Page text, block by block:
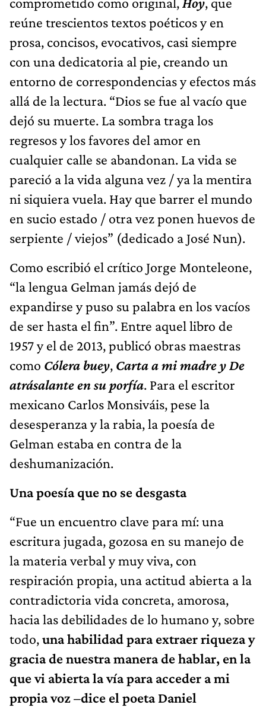
reúne trescientos textos poéticos y en
prosa, concisos, evocativos, casi siempre
con una dedicatoria al pie, creando un
entorno de correspondencias y efectos más
allá de la lectura. “Dios se fue al vacío que
dejó su muerte. La sombra traga los
regresos y los favores del amor en
cualquier calle se abandonan. La vida se
pareció a la vida alguna vez / ya la mentira
ni siquiera vuela. Hay que barrer el mundo
en sucio estado / otra vez ponen huevos de
serpiente / viejos” (dedicado a José Nun).
Como escribió el crítico Jorge Monteleone,
“la lengua Gelman jamás dejó de
expandirse y puso su palabra en los vacíos
de ser hasta el fin”. Entre aquel libro de
1957 y el de 2013, publicó obras maestras
como Cólera buey, Carta a mi madrey De
atrásalante en su porfía. Para el escritor
mexicano Carlos Monsiváis, pese la
desesperanza y la rabia, la poesía de
Gelman estaba en contra de la
deshumanización.
Una poesía que no se desgasta
“Fue un encuentro clave para mí: una
escritura jugada, gozosa en su manejo de
la materia verbal y muy viva, con
respiración propia, una actitud abierta a la
contradictoria vida concreta, amorosa,
hacia las debilidades de lo humano y, sobre
todo,una habilidad para extraer riqueza y
gracia de nuestra manera de hablar, en la
que vi abierta la vía para acceder a mi
propia voz –dice el poeta Daniel